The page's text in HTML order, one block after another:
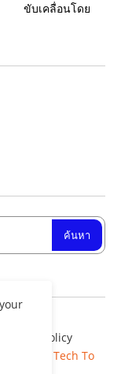
ขับเคลื่อนโดย
Privacy Policy
Tech To